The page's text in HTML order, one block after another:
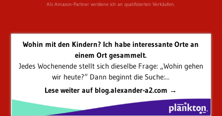
Als Amazon-Partner verdiene ich an qualifizierten Verkäufen.
Wohin mit den Kindern? Ich habe interessante Orte an
einem Ort gesammelt.
Jedes Wochenende stellt sich dieselbe Frage: „Wohin gehen
wir heute?“ Dann beginnt die Suche:...
Lese weiter auf blog.alexander-a2.com →